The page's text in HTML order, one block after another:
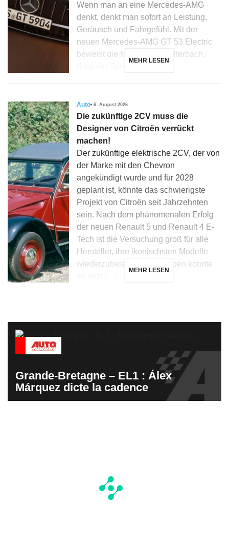
Wenn man an eine Mercedes-AMG
denkt, denkt man sofort an Leistung,
Geräusch und Fahrgefühl. Mit der
neuen Mercedes-AMG GT 53 Electric
beweist die Marke aus Affalterbach,
MEHR LESEN
Auto 6. August 2026
Die zukünftige 2CV muss die
Designer von Citroën verrückt
machen!
Der zukünftige elektrische 2CV, der von
der Marke mit den Chevron
angekündigt wurde und für 2028
geplant ist, könnte das schwierigste
Projekt von Citroën seit Jahrzehnten
sein. Nach dem phänomenalen Erfolg
der neuen Renault 5 und Renault 4 E-
Tech ist die Versuchung groß für alle
Hersteller, ihre ikonischsten Modelle
wiederzubeleben, und Citroën konnte
MEHR LESEN
Grande-Bretagne – EL1 : Álex
Márquez dicte la cadence